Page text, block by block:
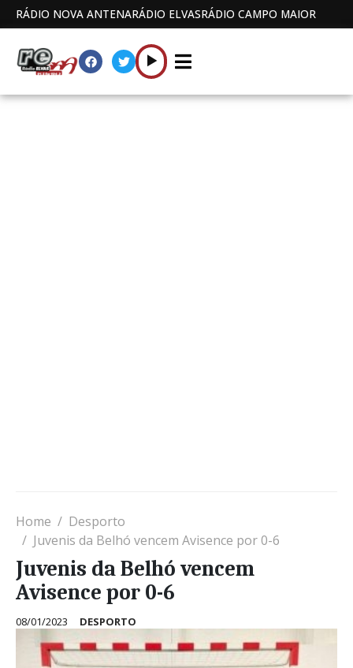
RÁDIO NOVA ANTENARÁDIO ELVASRÁDIO CAMPO MAIOR
Home
Desporto
Juvenis da Belhó vencem Avisence por 0-6
Juvenis da Belhó vencem
Avisence por 0-6
08/01/2023 DESPORTO